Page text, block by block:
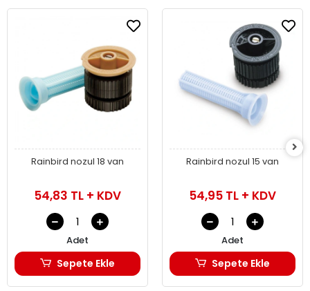
Rainbird nozul 18 van
54,83 TL + KDV
Adet
Sepete Ekle
Rainbird nozul 15 van
54,95 TL + KDV
Adet
Sepete Ekle